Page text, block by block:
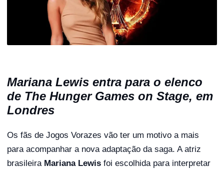
Mariana Lewis entra para o elenco
de The Hunger Games on Stage, em
Londres
Os fãs de Jogos Vorazes vão ter um motivo a mais
para acompanhar a nova adaptação da saga. A atriz
brasileira Mariana Lewis foi escolhida para interpretar